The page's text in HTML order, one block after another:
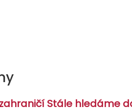
zahraničí Stále